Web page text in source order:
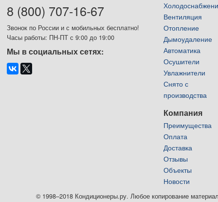
8 (800) 707-16-67
Звонок по России и с мобильных бесплатно!
Часы работы: ПН-ПТ с 9:00 до 19:00
Мы в социальных сетях:
Вентиляция
Отопление
Дымоудаление
Автоматика
Осушители
Увлажнители
Снято с
производства
Компания
Преимущества
Оплата
Доставка
Отзывы
Объекты
Новости
© 1998–2018 Кондиционеры.ру. Любое копирование